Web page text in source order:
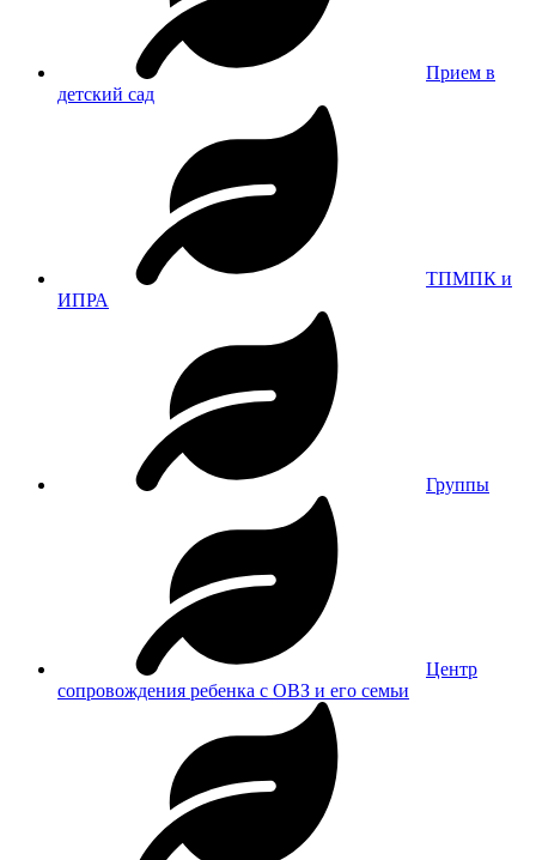
Прием в
детский сад
ТПМПК и
ИПРА
Группы
Центр
сопровождения ребенка с ОВЗ и его семьи